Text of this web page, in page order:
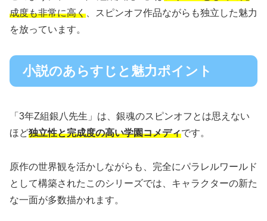
成度も非常に高く 、スピンオフ作品ながらも独立した魅力
を放っています。
小説のあらすじと魅力ポイント
「3年Z組銀八先生」は、銀魂のスピンオフとは思えない
ほど独立性と完成度の高い学園コメディです。
原作の世界観を活かしながらも、完全にパラレルワールド
として構築されたこのシリーズでは、キャラクターの新た
な一面が多数描かれます。